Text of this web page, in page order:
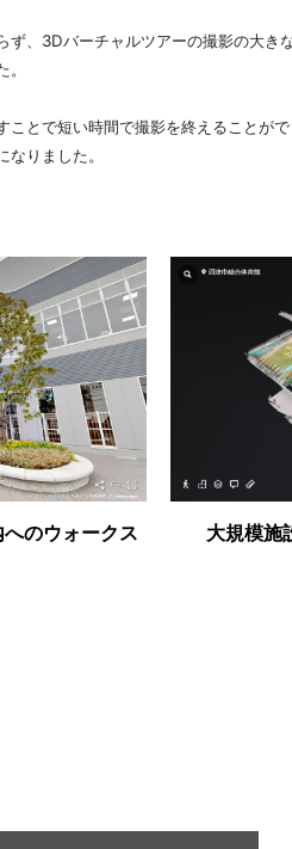
、3Dバーチャルツアーの撮影の大き
とで短い時間で撮影を終えることがで
りました。
のウォークス
大規模施